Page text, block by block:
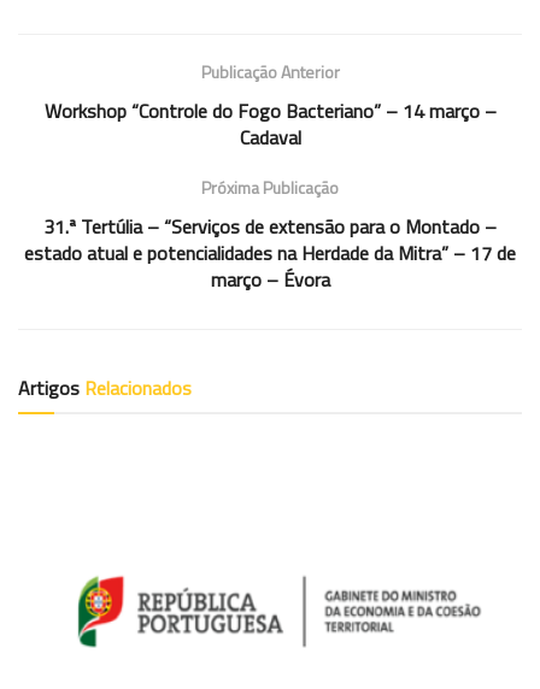
Publicação Anterior
Workshop “Controle do Fogo Bacteriano” – 14 março –
Cadaval
Próxima Publicação
31.ª Tertúlia – “Serviços de extensão para o Montado –
estado atual e potencialidades na Herdade da Mitra” – 17 de
março – Évora
Artigos Relacionados